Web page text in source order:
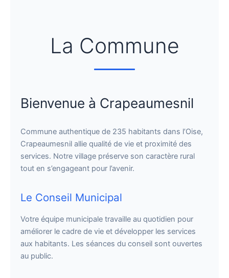
La Commune
Bienvenue à Crapeaumesnil
Commune authentique de 235 habitants dans l’Oise,
Crapeaumesnil allie qualité de vie et proximité des
services. Notre village préserve son caractère rural
tout en s’engageant pour l’avenir.
Le Conseil Municipal
Votre équipe municipale travaille au quotidien pour
améliorer le cadre de vie et développer les services
aux habitants. Les séances du conseil sont ouvertes
au public.